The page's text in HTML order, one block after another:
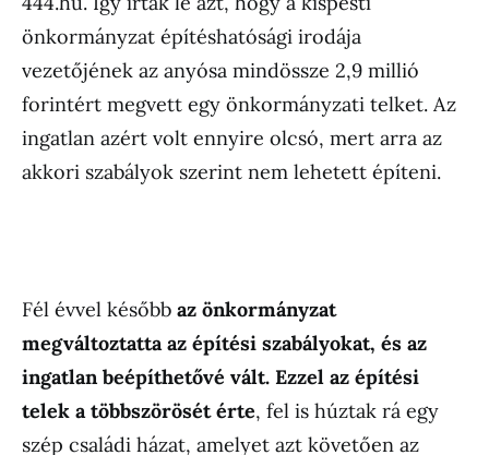
önkormányzat építéshatósági irodája
vezetőjének az anyósa mindössze 2,9 millió
forintért megvett egy önkormányzati telket. Az
ingatlan azért volt ennyire olcsó, mert arra az
akkori szabályok szerint nem lehetett építeni.
Fél évvel később az önkormányzat
megváltoztatta az építési szabályokat, és az
ingatlan beépíthetővé vált. Ezzel az építési
telek a többszörösét érte, fel is húztak rá egy
szép családi házat, amelyet azt követően az